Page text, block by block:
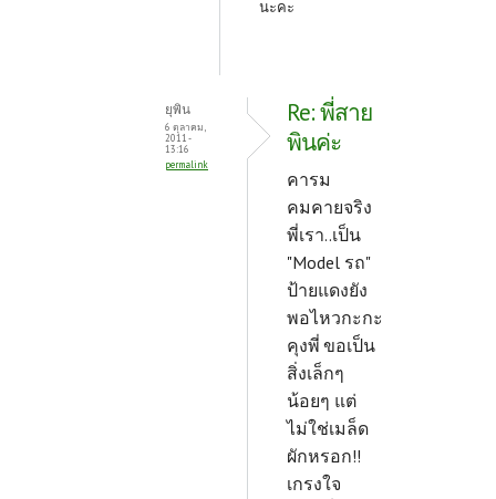
นะคะ
ยุพิน
6 ตุลาคม,
2011 -
13:16
permalink
Re: พี่สาย
พินค่ะ
คารม
คมคายจริง
พี่เรา..เป็น
"Model รถ"
ป้ายแดงยัง
พอไหวกะกะ
คุงพี่ ขอเป็น
สิ่งเล็กๆ
น้อยๆ แต่
ไม่ใช่เมล็ด
ผักหรอก!!
เกรงใจ